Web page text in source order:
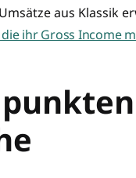
aus Klassik
ihr Gross Income